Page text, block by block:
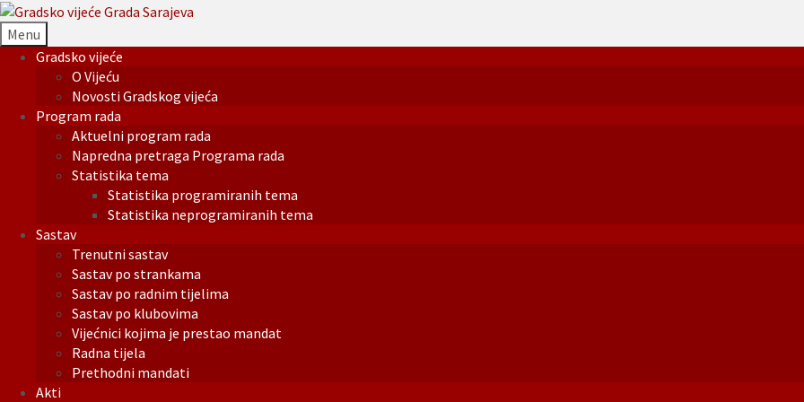
Menu
Gradsko vijeće
O Vijeću
Novosti Gradskog vijeća
Program rada
Aktuelni program rada
Napredna pretraga Programa rada
Statistika tema
Statistika programiranih tema
Statistika neprogramiranih tema
Sastav
Trenutni sastav
Sastav po strankama
Sastav po radnim tijelima
Sastav po klubovima
Vijećnici kojima je prestao mandat
Radna tijela
Prethodni mandati
Akti